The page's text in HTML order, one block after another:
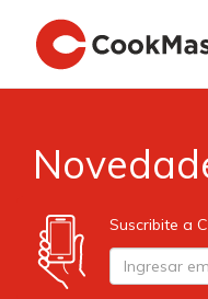
Suscribite a